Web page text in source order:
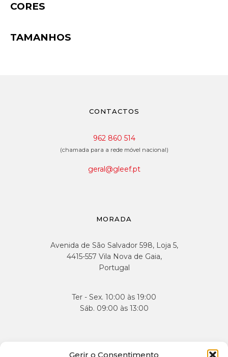
Gerir o Consentimento
CORES
TAMANHOS
CONTACTOS
962 860 514
(chamada para a rede móvel nacional)
geral@gleef.pt
MORADA
Avenida de São Salvador 598, Loja 5,
4415-557 Vila Nova de Gaia,
Portugal
Ter - Sex. 10:00 às 19:00
Sáb. 09:00 às 13:00
APOIO AO CLIENTE